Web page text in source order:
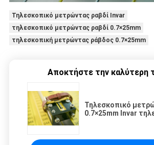
Τηλεσκοπικό μετρώντας ραβδί Invar
τηλεσκοπικό μετρώντας ραβδί 0.7×25mm
τηλεσκοπική μετρώντας ράβδος 0.7×25mm
Αποκτήστε την καλύτερη
Τηλεσκοπικό
0.7×25mm Invar